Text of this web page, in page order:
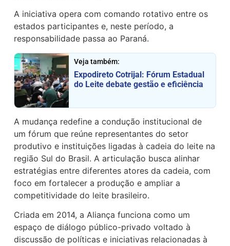
A iniciativa opera com comando rotativo entre os
estados participantes e, neste período, a
responsabilidade passa ao Paraná.
Veja também:
Expodireto Cotrijal: Fórum Estadual
do Leite debate gestão e eficiência
A mudança redefine a condução institucional de
um fórum que reúne representantes do setor
produtivo e instituições ligadas à cadeia do leite na
região Sul do Brasil. A articulação busca alinhar
estratégias entre diferentes atores da cadeia, com
foco em fortalecer a produção e ampliar a
competitividade do leite brasileiro.
Criada em 2014, a Aliança funciona como um
espaço de diálogo público-privado voltado à
discussão de políticas e iniciativas relacionadas à